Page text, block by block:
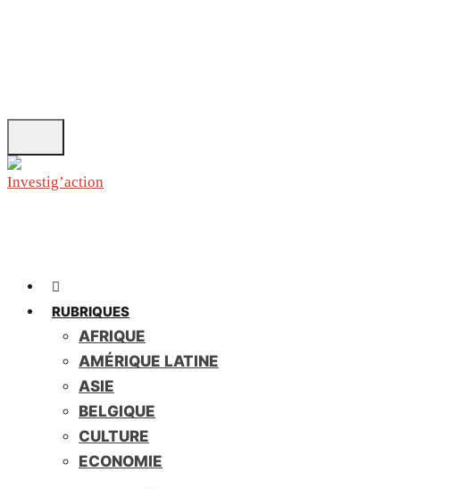
RUBRIQUES
AFRIQUE
AMÉRIQUE LATINE
ASIE
BELGIQUE
CULTURE
ECONOMIE